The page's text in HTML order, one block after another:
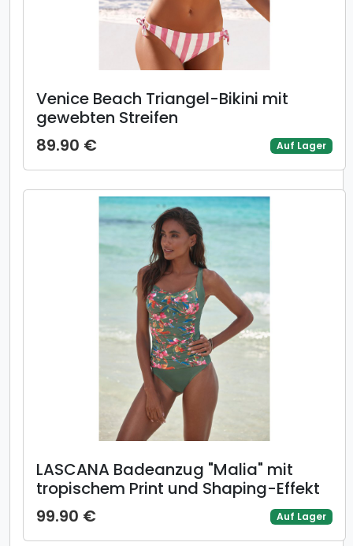
Venice Beach Triangel-Bikini mit
gewebten Streifen
89.90 €
Auf Lager
LASCANA Badeanzug "Malia" mit
tropischem Print und Shaping-Effekt
99.90 €
Auf Lager